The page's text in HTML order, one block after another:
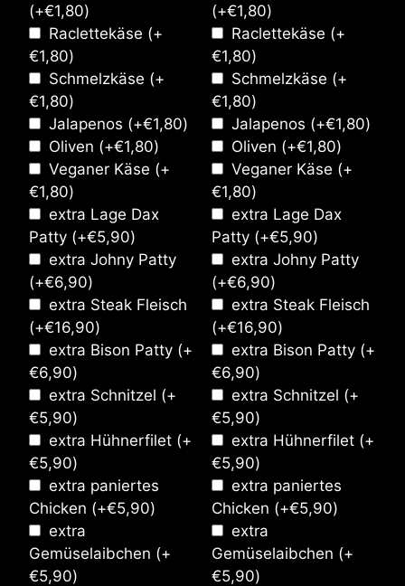
(+€1,80)
Raclettekäse (+
€1,80)
Schmelzkäse (+
€1,80)
Jalapenos (+€1,80)
Oliven (+€1,80)
Veganer Käse (+
€1,80)
extra Lage Dax
Patty (+€5,90)
extra Johny Patty
(+€6,90)
extra Steak Fleisch
(+€16,90)
extra Bison Patty (+
€6,90)
extra Schnitzel (+
€5,90)
extra Hühnerfilet (+
€5,90)
extra paniertes
Chicken (+€5,90)
extra
Gemüselaibchen (+
€5,90)
(+€1,80)
Raclettekäse (+
€1,80)
Schmelzkäse (+
€1,80)
Jalapenos (+€1,80)
Oliven (+€1,80)
Veganer Käse (+
€1,80)
extra Lage Dax
Patty (+€5,90)
extra Johny Patty
(+€6,90)
extra Steak Fleisch
(+€16,90)
extra Bison Patty (+
€6,90)
extra Schnitzel (+
€5,90)
extra Hühnerfilet (+
€5,90)
extra paniertes
Chicken (+€5,90)
extra
Gemüselaibchen (+
€5,90)